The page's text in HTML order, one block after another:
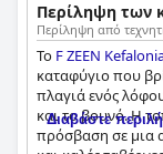
Περίληψη των
Περίληψη από
Το F ZEEN
καταφύγιο που
πλαγιά ενός
και το βουνό. Η
πρόσβαση σε μια
Διαβάστε